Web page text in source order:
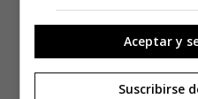
Aceptar y
Suscribirse